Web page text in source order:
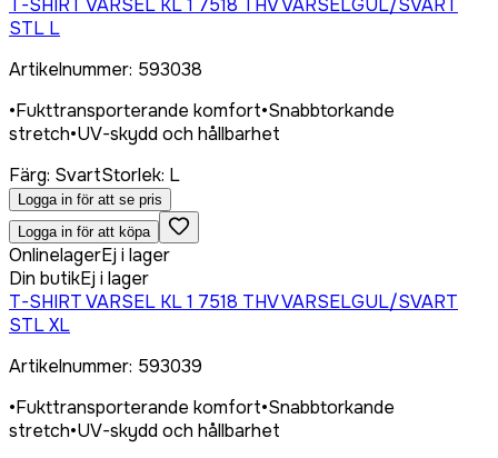
T-SHIRT VARSEL KL 1 7518 THV VARSELGUL/SVART
STL L
Artikelnummer: 593038
•Fukttransporterande komfort•Snabbtorkande
stretch•UV-skydd och hållbarhet
Färg: SvartStorlek: L
Logga in för att se pris
Logga in för att köpa
OnlinelagerEj i lager
Din butikEj i lager
T-SHIRT VARSEL KL 1 7518 THV VARSELGUL/SVART
STL XL
Artikelnummer: 593039
•Fukttransporterande komfort•Snabbtorkande
stretch•UV-skydd och hållbarhet